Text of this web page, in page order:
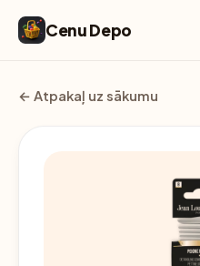
Cenu Depo
← Atpakaļ uz sākumu